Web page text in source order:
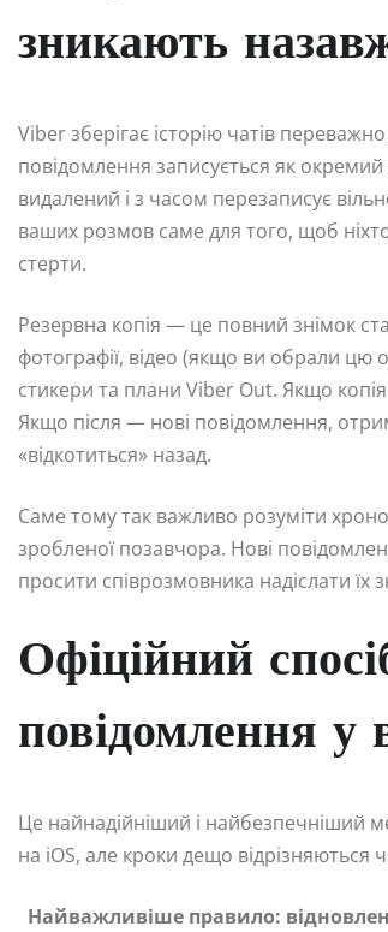
зникають
Viber зберігає історію чатів
повідомлення записується як
видалений і з часом перезаписує
ваших розмов саме для того, щоб
стерти.
Резервна копія — це повний знімок
фотографії, відео (якщо ви обрали цю
стикери та плани Viber Out. Якщо
Якщо після — нові повідомлення,
«відкотиться» назад.
Саме тому так важливо розуміти
зробленої позавчора. Нові
просити співрозмовника надіслати їх
Офіційний
повідомлення у
Це найнадійніший і найбезпечніший
на iOS, але кроки дещо відрізняються
Найважливіше правило: